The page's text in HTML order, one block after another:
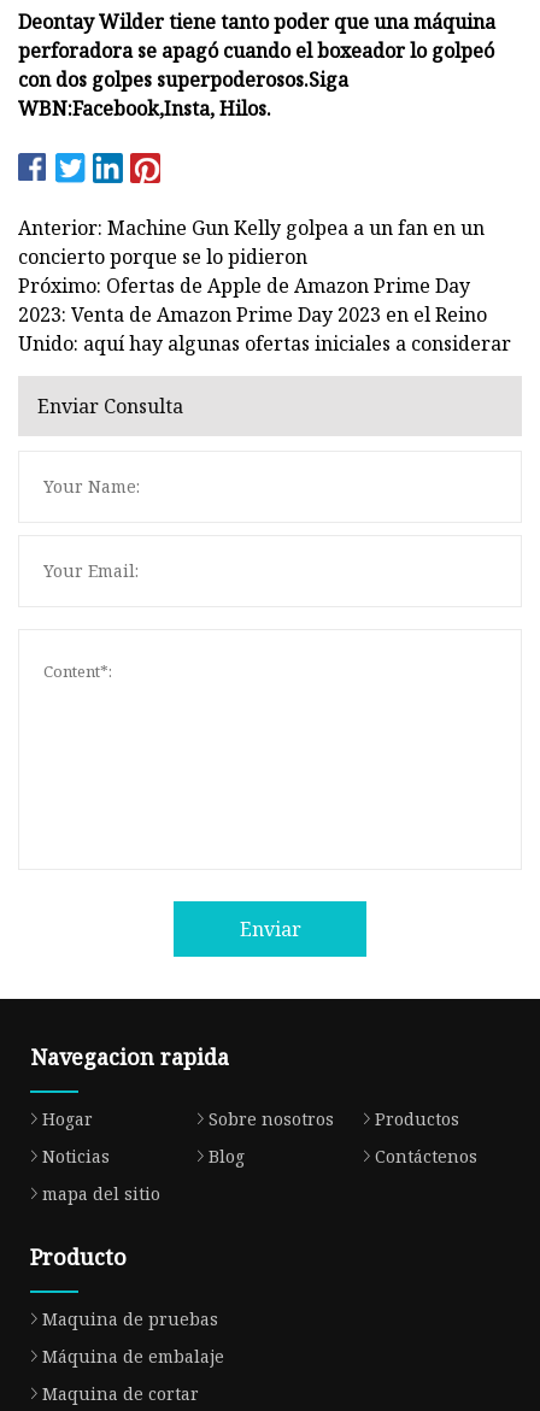
Deontay Wilder tiene tanto poder que una máquina
perforadora se apagó cuando el boxeador lo golpeó
con dos golpes superpoderosos.Siga
WBN:Facebook,Insta, Hilos.
Anterior: Machine Gun Kelly golpea a un fan en un
concierto porque se lo pidieron
Próximo: Ofertas de Apple de Amazon Prime Day
2023: Venta de Amazon Prime Day 2023 en el Reino
Unido: aquí hay algunas ofertas iniciales a considerar
Enviar Consulta
Enviar
Navegacion rapida
Hogar Sobre nosotros
Productos
Noticias
Blog
Contáctenos
mapa del sitio
Producto
Maquina de pruebas
Máquina de embalaje
Maquina de cortar